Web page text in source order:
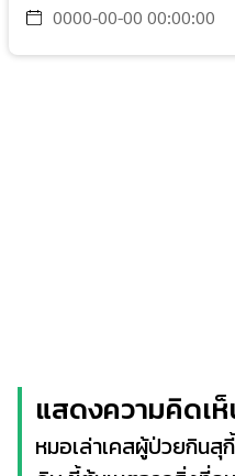
0000-00-00 00:00:00
แสดงความคิดเห็
หมอเล่าเคสผู้ป่วยกินสุ